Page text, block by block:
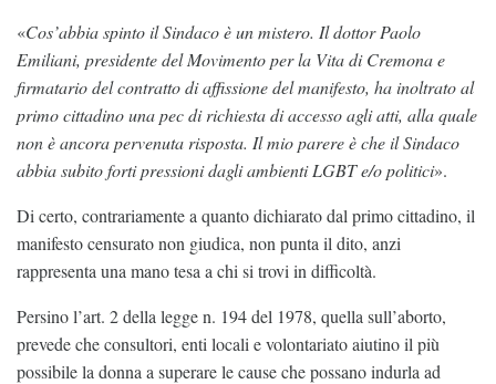
«Cos’abbia spinto il Sindaco è un mistero. Il dottor Paolo
Emiliani, presidente del Movimento per la Vita di Cremona e
firmatario del contratto di affissione del manifesto, ha inoltrato al
primo cittadino una pec di richiesta di accesso agli atti, alla quale
non è ancora pervenuta risposta. Il mio parere è che il Sindaco
abbia subito forti pressioni dagli ambienti LGBT e/o politici».
Di certo, contrariamente a quanto dichiarato dal primo cittadino, il
manifesto censurato non giudica, non punta il dito, anzi
rappresenta una mano tesa a chi si trovi in difficoltà.
Persino l’art. 2 della legge n. 194 del 1978, quella sull’aborto,
prevede che consultori, enti locali e volontariato aiutino il più
possibile la donna a superare le cause che possano indurla ad